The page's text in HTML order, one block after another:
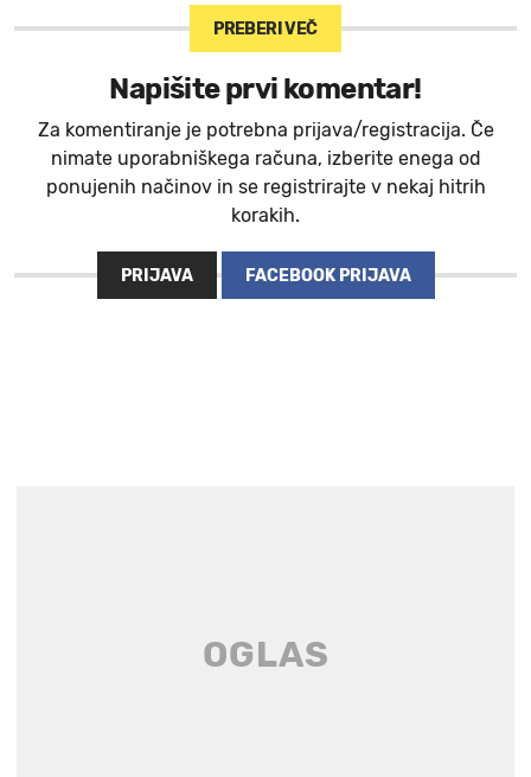
PREBERI VEČ
Napišite prvi komentar!
Za komentiranje je potrebna prijava/registracija. Če
nimate uporabniškega računa, izberite enega od
ponujenih načinov in se registrirajte v nekaj hitrih
korakih.
PRIJAVA FACEBOOK PRIJAVA